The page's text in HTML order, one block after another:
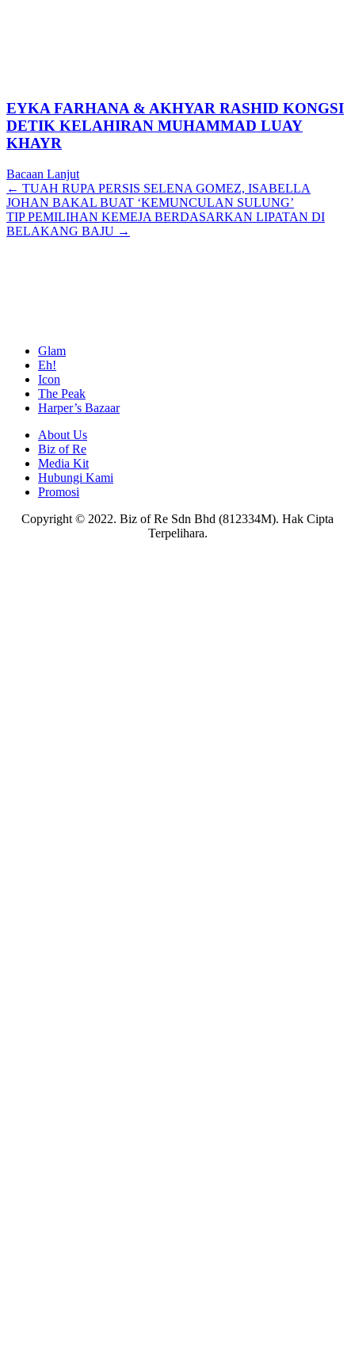
EYKA FARHANA & AKHYAR RASHID KONGSI
DETIK KELAHIRAN MUHAMMAD LUAY
KHAYR
Bacaan Lanjut
Posts
navigation
← TUAH RUPA PERSIS SELENA GOMEZ, ISABELLA
JOHAN BAKAL BUAT ‘KEMUNCULAN SULUNG’
TIP PEMILIHAN KEMEJA BERDASARKAN LIPATAN DI
BELAKANG BAJU →
Glam
Eh!
Icon
The Peak
Harper’s Bazaar
About Us
Biz of Re
Media Kit
Hubungi Kami
Promosi
Copyright © 2022. Biz of Re Sdn Bhd (812334M). Hak Cipta
Terpelihara.